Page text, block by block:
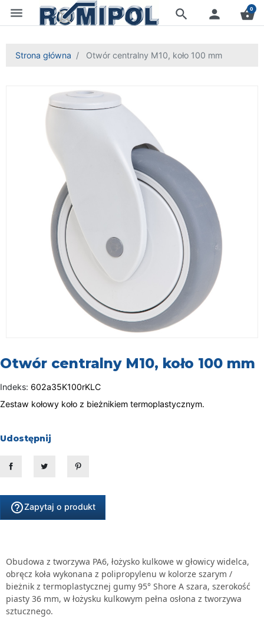
menu search person shopping_basket
0
Strona główna Otwór centralny M10, koło 100 mm
Otwór centralny M10, koło 100 mm
Indeks: 602a35K100rKLC
Zestaw kołowy koło z bieżnikiem termoplastycznym.
Udostępnij
help_outlineZapytaj o produkt
Obudowa z tworzywa PA6, łożysko kulkowe w głowicy widelca,
obręcz koła wykonana z polipropylenu w kolorze szarym /
bieżnik z termoplastycznej gumy 95° Shore A szara, szerokość
piasty 36 mm, w łożysku kulkowym pełna osłona z tworzywa
sztucznego.